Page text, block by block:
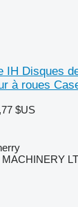
IH Disques
à roues
$US